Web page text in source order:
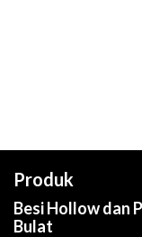
Produk
Besi Hollow dan
Bulat